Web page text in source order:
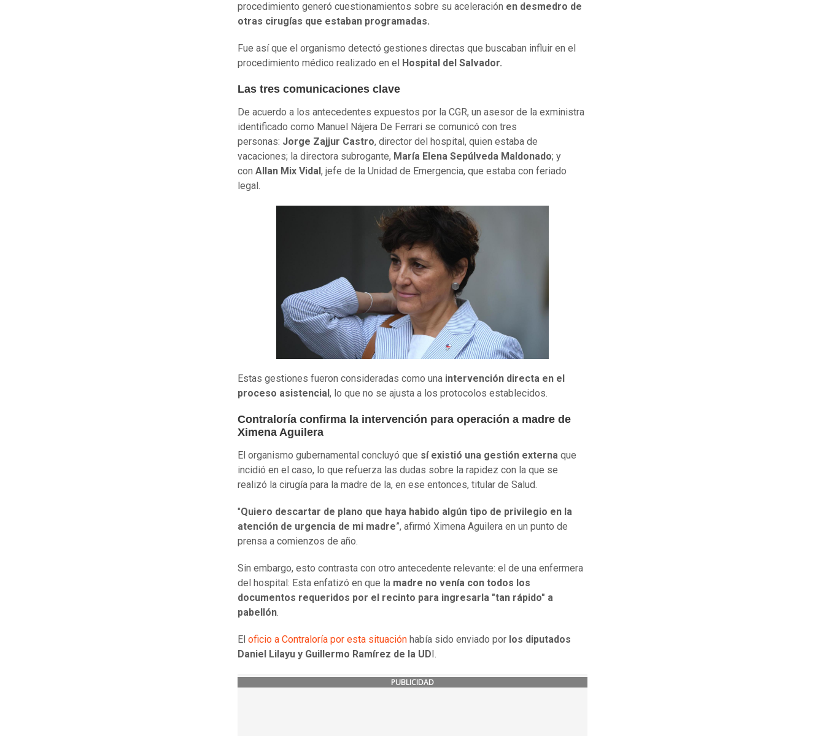
procedimiento generó cuestionamientos sobre su aceleración en desmedro de
otras cirugías que estaban programadas.
Fue así que el organismo detectó gestiones directas que buscaban influir en el
procedimiento médico realizado en el
Hospital del Salvador.
Las tres comunicaciones clave
De acuerdo a los antecedentes expuestos por la CGR, un asesor de la exministra
identificado como Manuel Nájera De Ferrari se comunicó con tres
personas: Jorge Zajjur Castro, director del hospital, quien estaba de
vacaciones; la directora subrogante, María Elena Sepúlveda Maldonado; y
con Allan Mix Vidal , jefe de la Unidad de Emergencia, que estaba con feriado
legal.
Estas gestiones fueron consideradas como una intervención directa en el
proceso asistencial , lo que no se ajusta a los protocolos establecidos.
Contraloría confirma la intervención para operación a madre de
Ximena Aguilera
El organismo gubernamental concluyó que sí existió una gestión externa que
incidió en el caso, lo que refuerza las dudas sobre la rapidez con la que se
realizó la cirugía para la madre de la, en ese entonces, titular de Salud.
"Quiero descartar de plano que haya habido algún tipo de privilegio en la
atención de urgencia de mi madre”, afirmó Ximena Aguilera en un punto de
prensa a comienzos de año.
Sin embargo, esto contrasta con otro antecedente relevante: el de una enfermera
del hospital: Esta enfatizó en que la madre no venía con todos los
documentos requeridos por el recinto para ingresarla "tan rápido" a
pabellón.
El oficio a Contraloría por esta situación había sido enviado por los diputados
Daniel Lilayu y Guillermo Ramírez de la UDI.
PUBLICIDAD